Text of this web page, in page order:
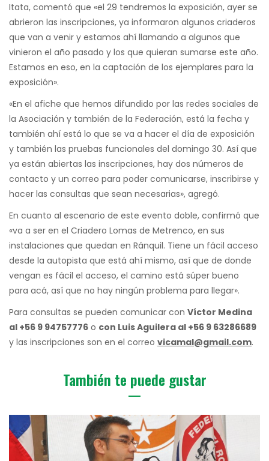
Itata, comentó que «el 29 tendremos la exposición, ayer se
abrieron las inscripciones, ya informaron algunos criaderos
que van a venir y estamos ahí llamando a algunos que
vinieron el año pasado y los que quieran sumarse este año.
Estamos en eso, en la captación de los ejemplares para la
exposición».
«En el afiche que hemos difundido por las redes sociales de
la Asociación y también de la Federación, está la fecha y
también ahí está lo que se va a hacer el día de exposición
y también las pruebas funcionales del domingo 30. Así que
ya están abiertas las inscripciones, hay dos números de
contacto y un correo para poder comunicarse, inscribirse y
hacer las consultas que sean necesarias», agregó.
En cuanto al escenario de este evento doble, confirmó que
«va a ser en el Criadero Lomas de Metrenco, en sus
instalaciones que quedan en Ránquil. Tiene un fácil acceso
desde la autopista que está ahí mismo, así que de donde
vengan es fácil el acceso, el camino está súper bueno
para acá, así que no hay ningún problema para llegar».
Para consultas se pueden comunicar con Víctor Medina
al +56 9 94757776 o con Luis Aguilera al +56 9 63286689
y las inscripciones son en el correo vicamal@gmail.com.
También te puede gustar